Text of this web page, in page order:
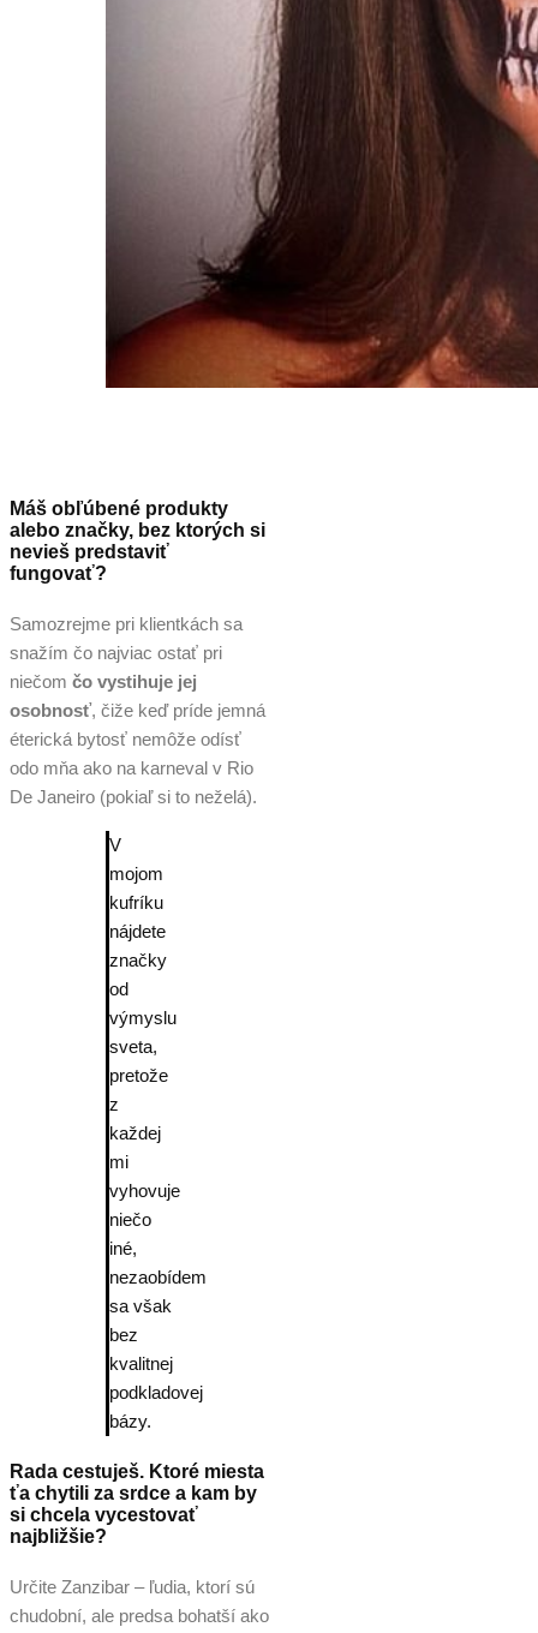
Máš obľúbené produkty
alebo značky, bez ktorých si
nevieš predstaviť
fungovať?
Samozrejme pri klientkách sa
snažím čo najviac ostať pri
niečom čo vystihuje jej
osobnosť, čiže keď príde jemná
éterická bytosť nemôže odísť
odo mňa ako na karneval v Rio
De Janeiro (pokiaľ si to neželá).
V
mojom
kufríku
nájdete
značky
od
výmyslu
sveta,
pretože
z
každej
mi
vyhovuje
niečo
iné,
nezaobídem
sa však
bez
kvalitnej
podkladovej
bázy.
Rada cestuješ. Ktoré miesta
ťa chytili za srdce a kam by
si chcela vycestovať
najbližšie?
Určite Zanzibar – ľudia, ktorí sú
chudobní, ale predsa bohatší ako